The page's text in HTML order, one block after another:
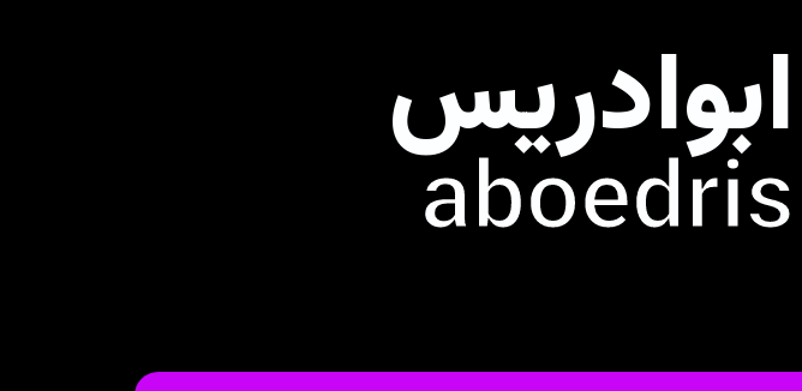
ابوادریس
aboedris